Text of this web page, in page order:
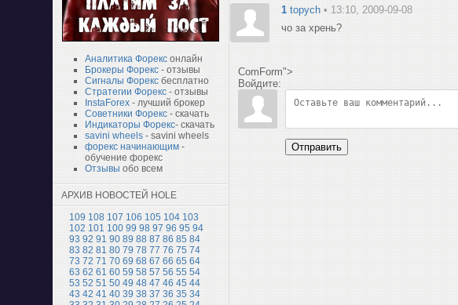
Аналитика Форекс онлайн
Брокеры Форекс - отзывы
Сигналы Форекс бесплатно
Стратегии Форекс - отзывы
InstaForex - лучший брокер
Советники Форекс - скачать
Индикаторы Форекс- скачать
savini wheels - savini wheels
форекс начинающим -
обучение форекс
Отзывы обо всем
АРХИВ НОВОСТЕЙ HOLE
109 108 107 106 105 104 103
102 101 100 99 98 97 96 95 94
93 92 91 90 89 88 87 86 85 84
83 82 81 80 79 78 77 76 75 74
73 72 71 70 69 68 67 66 65 64
63 62 61 60 59 58 57 56 55 54
53 52 51 50 49 48 47 46 45 44
43 42 41 40 39 38 37 36 35 34
1 topych • 13:10, 2009-09-08
чо за хрень?
ComForm">
Войдите:
Отправить